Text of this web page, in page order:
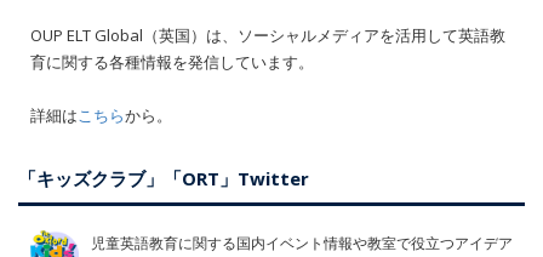
OUP ELT Global（英国）は、ソーシャルメディアを活用して英語教
育に関する各種情報を発信しています。
詳細はこちらから。
「キッズクラブ」「ORT」Twitter
児童英語教育に関する国内イベント情報や教室で役立つアイデア